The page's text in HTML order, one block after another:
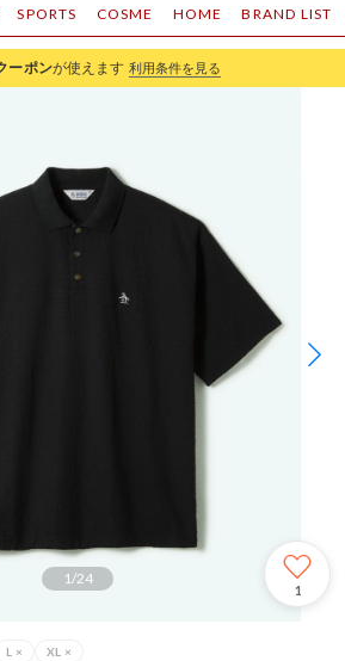
SPORTS COSME HOME BRAND LIST
ーポンが使えます 利用条件を見る
1/24
1
L × XL ×